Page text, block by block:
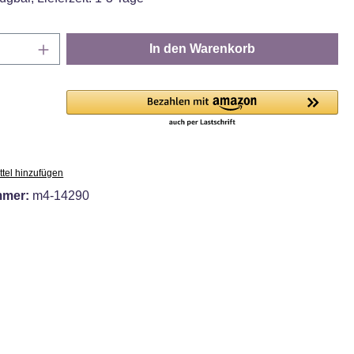
Anzahl: Gib den gewünschten Wert ein
In den Warenkorb
hinzufügen
m4-14290